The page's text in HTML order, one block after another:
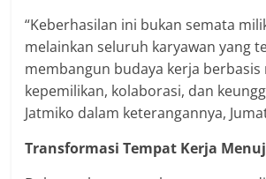
“Keberhasilan ini bukan semata
melainkan seluruh karyawan yang
membangun budaya kerja
kepemilikan, kolaborasi, dan
Jatmiko dalam keterangannya,
Transformasi Tempat Kerja